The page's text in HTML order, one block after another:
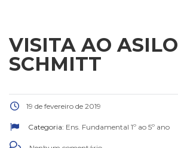
VISITA AO ASILO
SCHMITT
19 de fevereiro de 2019
Categoria: Ens. Fundamental 1º ao 5º ano